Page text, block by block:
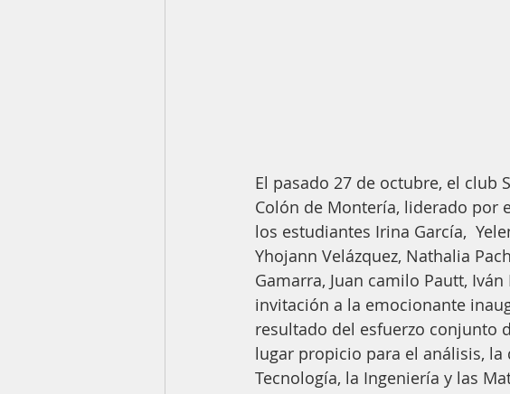
El pasado 27 de octubre, el club
Colón de Montería, liderado por
los estudiantes Irina García,
Yhojann Velázquez, Nathalia
Gamarra, Juan camilo Pautt,
invitación a la emocionante
resultado del esfuerzo conjunto
lugar propicio para el análisis,
Tecnología, la Ingeniería y las